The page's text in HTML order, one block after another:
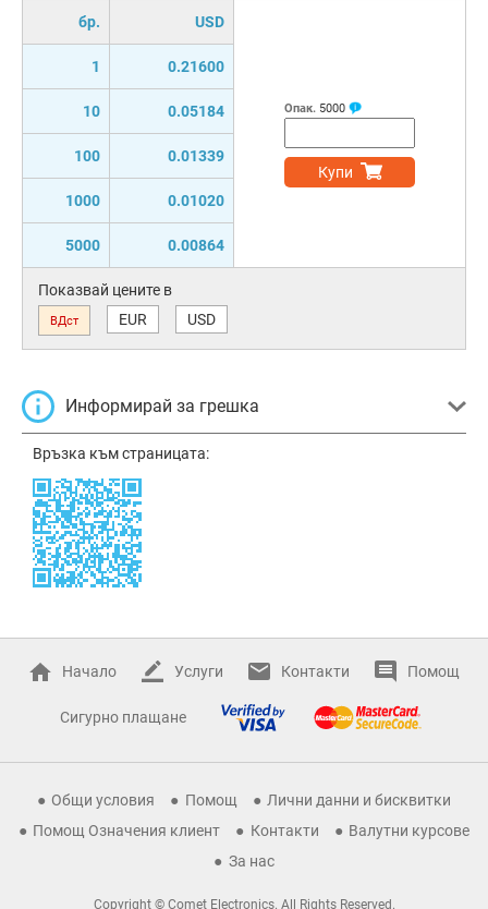
бр. USD
1 0.21600
10 0.05184
100 0.01339
1000 0.01020
5000 0.00864
Опак. 5000
Купи
Показвай цените в
ВДст EUR USD
Информирай за грешка
Връзка към страницата:
Начало Услуги Контакти Помощ
Сигурно плащане
Общи условия Помощ
Лични данни и бисквитки
Помощ Означения клиент
Контакти
Валутни курсове
За нас
Copyright © Comet Electronics. All Rights Reserved.